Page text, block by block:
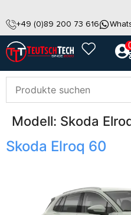
+49 (0)89 200 73 616
Modell: Skoda
Skoda Elroq 60